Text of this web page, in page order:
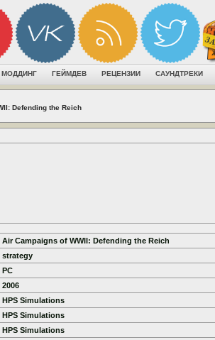
МОДДИНГ ГЕЙМДЕВ РЕЦЕНЗИИ САУНДТРЕКИ
Defending the Reich
Air Campaigns of WWII: Defending the Reich
strategy
PC
2006
HPS Simulations
HPS Simulations
HPS Simulations